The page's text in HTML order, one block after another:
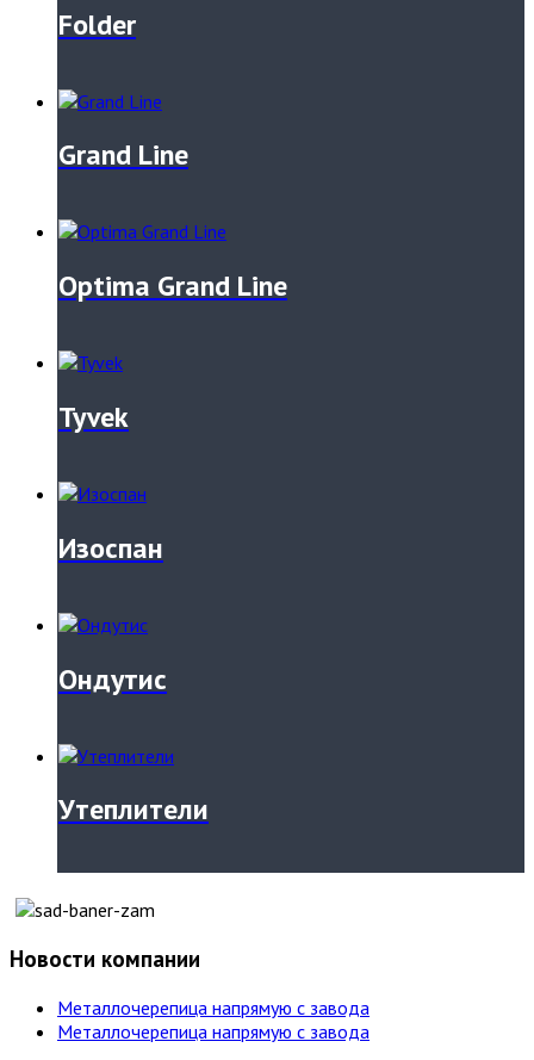
Folder
Grand Line
Optima Grand Line
Tyvek
Изоспан
Ондутис
Утеплители
Новости компании
Металлочерепица напрямую с завода
Металлочерепица напрямую с завода